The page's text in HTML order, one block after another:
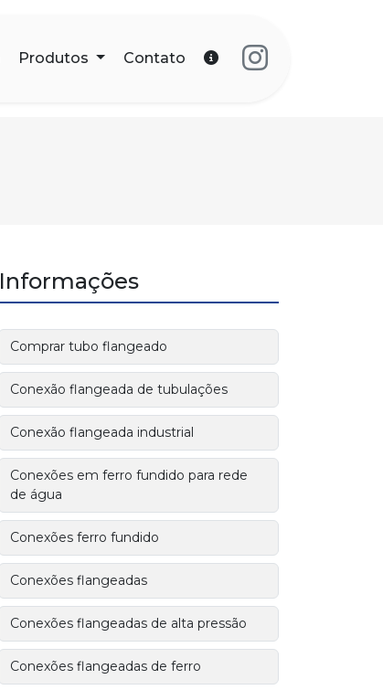
Produtos Contato
Informações
Comprar tubo flangeado
Conexão flangeada de tubulações
Conexão flangeada industrial
Conexões em ferro fundido para rede
de água
Conexões ferro fundido
Conexões flangeadas
Conexões flangeadas de alta pressão
Conexões flangeadas de ferro